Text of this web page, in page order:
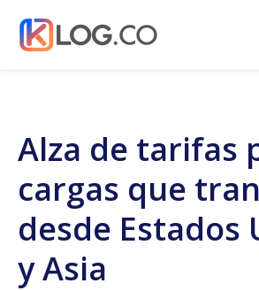
Alza de tarifas
cargas que
desde Estados
y Asia